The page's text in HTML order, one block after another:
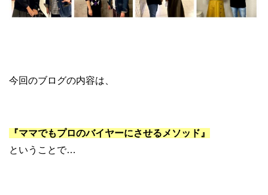
今回のブログの内容は、
『ママでもプロのバイヤーにさせるメソッド』
ということで…